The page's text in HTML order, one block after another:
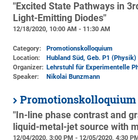
"Excited State Pathways in
Light-Emitting Diodes"
12/18/2020, 10:00 AM - 11:30 AM
Category:
Promotionskolloquium
Location:
Hubland Süd, Geb. P1 (Physik)
Organizer: Lehrstuhl für Experimentelle
Speaker:
Nikolai Bunzmann
Promotionskolloquium
"In-line phase contrast and
liquid-metal-jet source with
12/04/2020, 3:00 PM - 12/05/2020, 4:30 PM